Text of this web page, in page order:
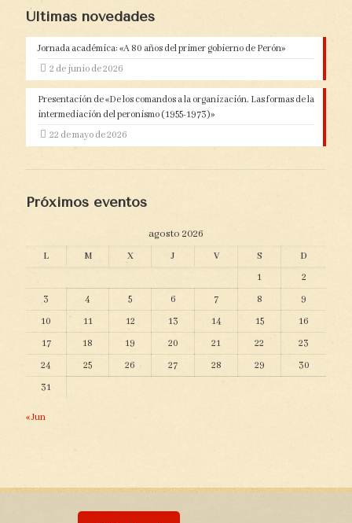
Últimas novedades
Jornada académica: «A 80 años del primer gobierno de Perón»
2 de junio de 2026
Presentación de «De los comandos a la organización. Las formas de la
intermediación del peronismo (1955-1973)»
22 de mayo de 2026
Próximos eventos
agosto 2026
L M X J V S
D
1
2
3
4 5 6 7 8
9
10
11 12 13 14 15
16
17
18 19 20 21 22
23
24
25 26 27 28 29
30
31
« Jun